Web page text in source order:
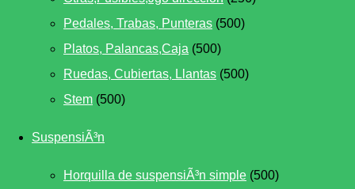
Pedales, Trabas, Punteras (500)
Platos, Palancas,Caja (500)
Ruedas, Cubiertas, Llantas (500)
Stem (500)
SuspensiÃ³n
Horquilla de suspensiÃ³n simple (500)